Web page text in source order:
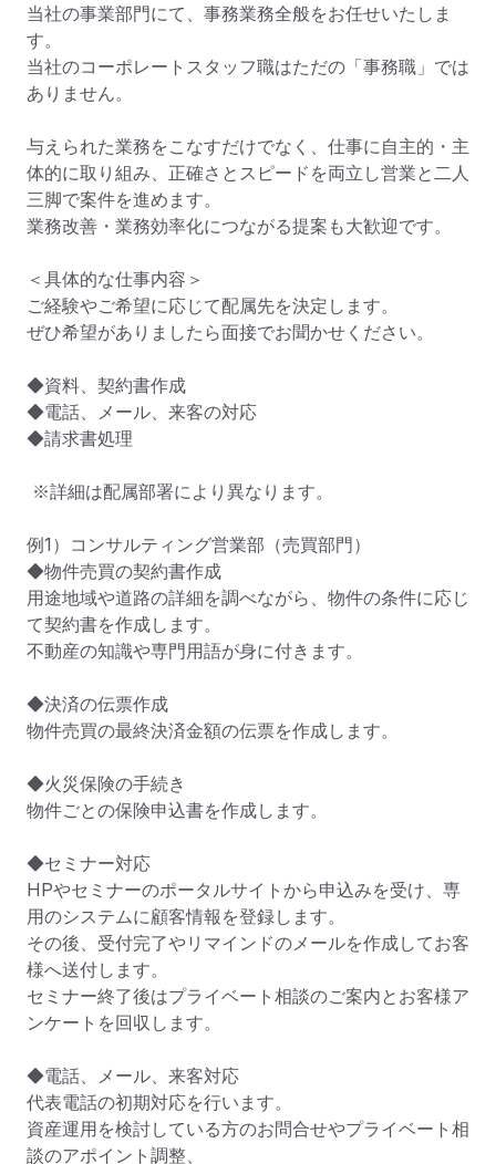
当社の事業部門にて、事務業務全般をお任せいたしま
す。
当社のコーポレートスタッフ職はただの「事務職」では
ありません。
与えられた業務をこなすだけでなく、仕事に自主的・主
体的に取り組み、正確さとスピードを両立し営業と二人
三脚で案件を進めます。
業務改善・業務効率化につながる提案も大歓迎です。
＜具体的な仕事内容＞
ご経験やご希望に応じて配属先を決定します。
ぜひ希望がありましたら面接でお聞かせください。
◆資料、契約書作成
◆電話、メール、来客の対応
◆請求書処理
例1）コンサルティング営業部（売買部門）
◆物件売買の契約書作成
用途地域や道路の詳細を調べながら、物件の条件に応じ
て契約書を作成します。
不動産の知識や専門用語が身に付きます。
◆決済の伝票作成
物件売買の最終決済金額の伝票を作成します。
◆火災保険の手続き
物件ごとの保険申込書を作成します。
◆セミナー対応
HPやセミナーのポータルサイトから申込みを受け、専
用のシステムに顧客情報を登録します。
その後、受付完了やリマインドのメールを作成してお客
様へ送付します。
セミナー終了後はプライベート相談のご案内とお客様ア
ンケートを回収します。
◆電話、メール、来客対応
代表電話の初期対応を行います。
資産運用を検討している方のお問合せやプライベート相
談のアポイント調整、